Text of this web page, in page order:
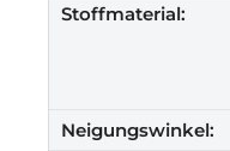
Stoffmaterial:
Neigungswinkel: